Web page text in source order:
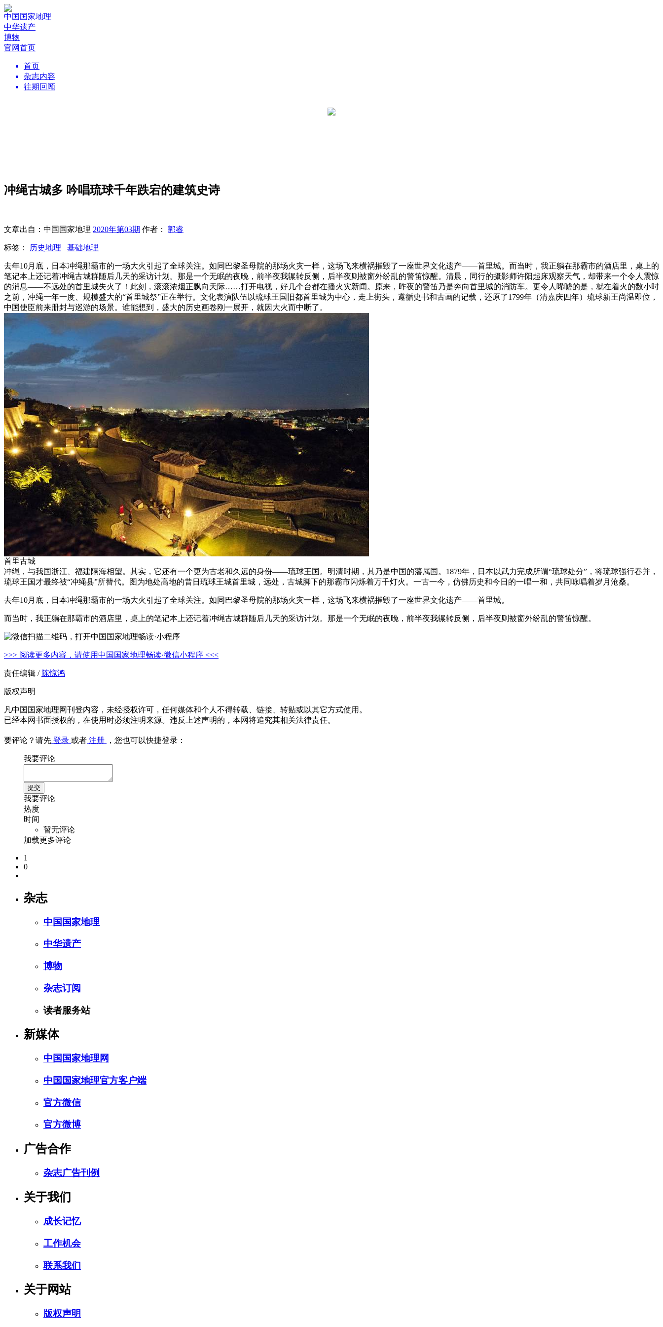
中国国家地理
中华遗产
博物
官网首页
首页
杂志内容
往期回顾
冲绳古城多 吟唱琉球千年跌宕的建筑史诗
文章出自：中国国家地理 2020年第03期 作者： 郭睿
标签： 历史地理 基础地理
去年10月底，日本冲绳那霸市的一场大火引起了全球关注。如同巴黎圣母院的那场火灾一样，这场飞来横祸摧毁了一座世界文化遗产——首里城。而当时，我正躺在那霸市的酒店里，桌上的
笔记本上还记着冲绳古城群随后几天的采访计划。那是一个无眠的夜晚，前半夜我辗转反侧，后半夜则被窗外纷乱的警笛惊醒。清晨，同行的摄影师许阳起床观察天气，却带来一个令人震惊
的消息——不远处的首里城失火了！此刻，滚滚浓烟正飘向天际……打开电视，好几个台都在播火灾新闻。原来，昨夜的警笛乃是奔向首里城的消防车。更令人唏嘘的是，就在着火的数小时
之前，冲绳一年一度、规模盛大的“首里城祭”正在举行。文化表演队伍以琉球王国旧都首里城为中心，走上街头，遵循史书和古画的记载，还原了1799年（清嘉庆四年）琉球新王尚温即位，
中国使臣前来册封与巡游的场景。谁能想到，盛大的历史画卷刚一展开，就因大火而中断了。
首里古城
冲绳，与我国浙江、福建隔海相望。其实，它还有一个更为古老和久远的身份——琉球王国。明清时期，其乃是中国的藩属国。1879年，日本以武力完成所谓“琉球处分”，将琉球强行吞并，
琉球王国才最终被“冲绳县”所替代。图为地处高地的昔日琉球王城首里城，远处，古城脚下的那霸市闪烁着万千灯火。一古一今，仿佛历史和今日的一唱一和，共同咏唱着岁月沧桑。
去年10月底，日本冲绳那霸市的一场大火引起了全球关注。如同巴黎圣母院的那场火灾一样，这场飞来横祸摧毁了一座世界文化遗产——首里城。
而当时，我正躺在那霸市的酒店里，桌上的笔记本上还记着冲绳古城群随后几天的采访计划。那是一个无眠的夜晚，前半夜我辗转反侧，后半夜则被窗外纷乱的警笛惊醒。
>>> 阅读更多内容，请使用中国国家地理畅读·微信小程序 <<<
责任编辑 / 陈惊鸿
版权声明
凡中国国家地理网刊登内容，未经授权许可，任何媒体和个人不得转载、链接、转贴或以其它方式使用。
已经本网书面授权的，在使用时必须注明来源。违反上述声明的，本网将追究其相关法律责任。
要评论？请先 登录 或者 注册 ，您也可以快捷登录：
我要评论
我要评论
热度
时间
暂无评论
加载更多评论
1
0
杂志
中国国家地理
中华遗产
博物
杂志订阅
读者服务站
新媒体
中国国家地理网
中国国家地理官方客户端
官方微信
官方微博
广告合作
杂志广告刊例
关于我们
成长记忆
工作机会
联系我们
关于网站
版权声明